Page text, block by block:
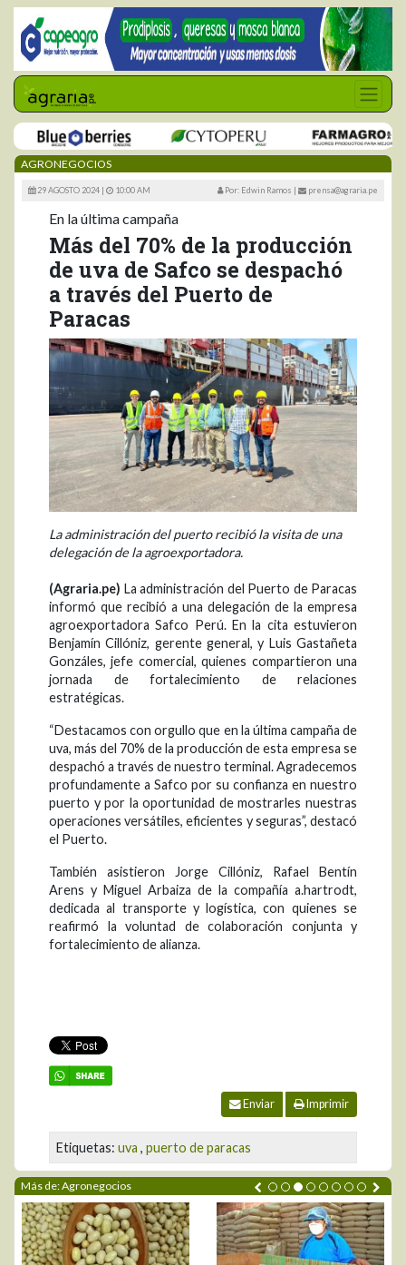
AGRONEGOCIOS
29 AGOSTO 2024 | 10:00 AM Por: Edwin Ramos | prensa@agraria.pe
En la última campaña
Más del 70% de la producción
de uva de Safco se despachó
a través del Puerto de
Paracas
La administración del puerto recibió la visita de una
delegación de la agroexportadora.
(Agraria.pe) La administración del Puerto de Paracas
informó que recibió a una delegación de la empresa
agroexportadora Safco Perú. En la cita estuvieron
Benjamín Cillóniz, gerente general, y Luis Gastañeta
Gonzáles, jefe comercial, quienes compartieron una
jornada de fortalecimiento de relaciones
estratégicas.
“Destacamos con orgullo que en la última campaña de
uva, más del 70% de la producción de esta empresa se
despachó a través de nuestro terminal. Agradecemos
profundamente a Safco por su confianza en nuestro
puerto y por la oportunidad de mostrarles nuestras
operaciones versátiles, eficientes y seguras”, destacó
el Puerto.
También asistieron Jorge Cillóniz, Rafael Bentín
Arens y Miguel Arbaiza de la compañía a.hartrodt,
dedicada al transporte y logística, con quienes se
reafirmó la voluntad de colaboración conjunta y
fortalecimiento de alianza.
Enviar Imprimir
Etiquetas: uva , puerto de paracas
Más de: Agronegocios